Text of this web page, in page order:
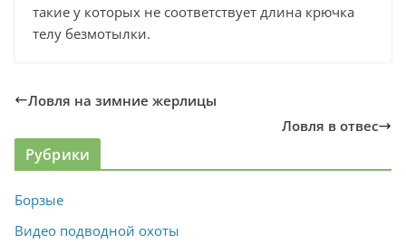
такие у которых не соответствует длина крючка
телу безмотылки.
Ловля на зимние жерлицы
Ловля в отвес
Рубрики
Борзые
Видео подводной охоты